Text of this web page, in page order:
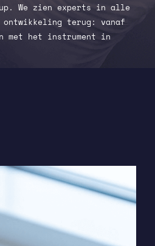
We zien experts in alle
ontwikkeling terug: vanaf
met het instrument in